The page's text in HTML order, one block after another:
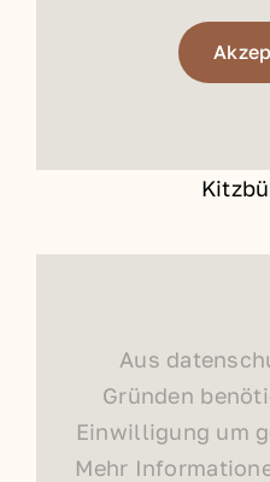
Aus
Gründen
Einwilligung um
Mehr